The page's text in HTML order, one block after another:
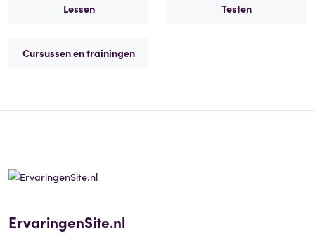
Lessen Testen
Cursussen en trainingen
ErvaringenSite.nl